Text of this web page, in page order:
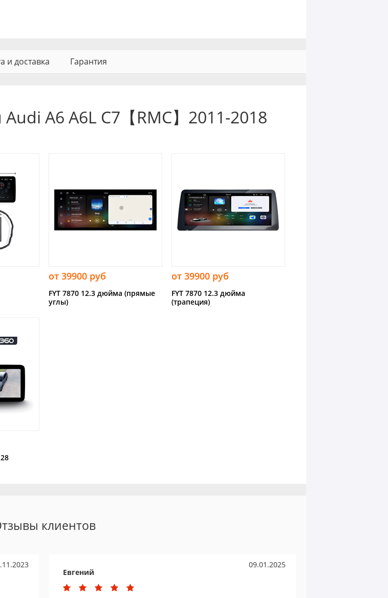
и доставка Гарантия
A6 A6L C7【RMC】2011-2018
от 39900 руб
FYT 7870 12.3 дюйма (прямые
углы)
от 39900 руб
FYT 7870 12.3 дюйма
(трапеция)
клиентов
09.01.2025
Евгений